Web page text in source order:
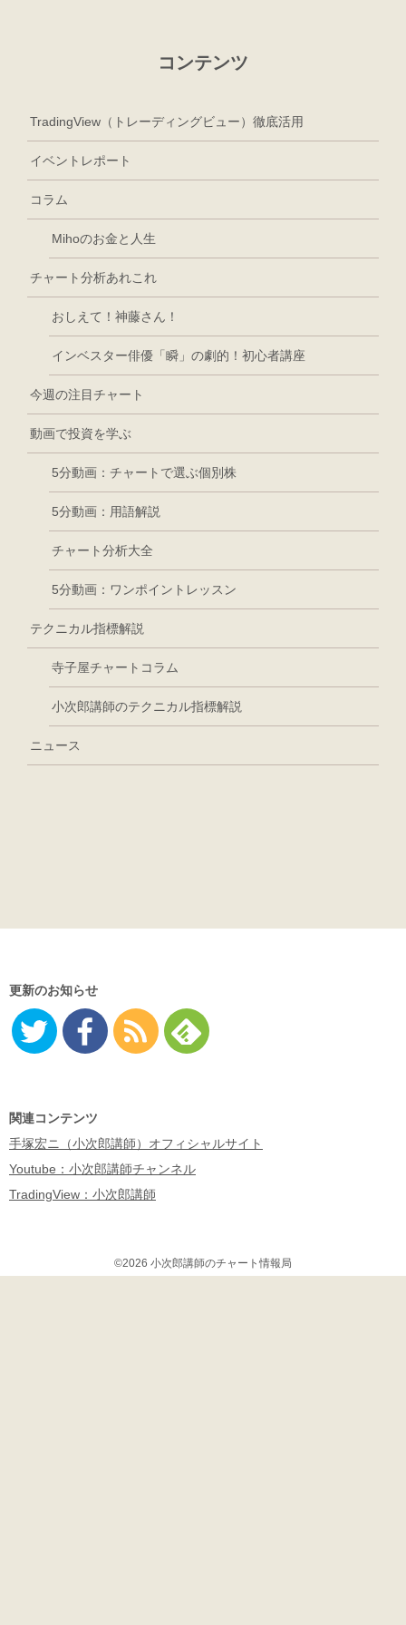
コンテンツ
TradingView（トレーディングビュー）徹底活用
イベントレポート
コラム
Mihoのお金と人生
チャート分析あれこれ
おしえて！神藤さん！
インベスター俳優「瞬」の劇的！初心者講座
今週の注目チャート
動画で投資を学ぶ
5分動画：チャートで選ぶ個別株
5分動画：用語解説
チャート分析大全
5分動画：ワンポイントレッスン
テクニカル指標解説
寺子屋チャートコラム
小次郎講師のテクニカル指標解説
ニュース
更新のお知らせ
関連コンテンツ
手塚宏ニ（小次郎講師）オフィシャルサイト
Youtube：小次郎講師チャンネル
TradingView：小次郎講師
©2026 小次郎講師のチャート情報局